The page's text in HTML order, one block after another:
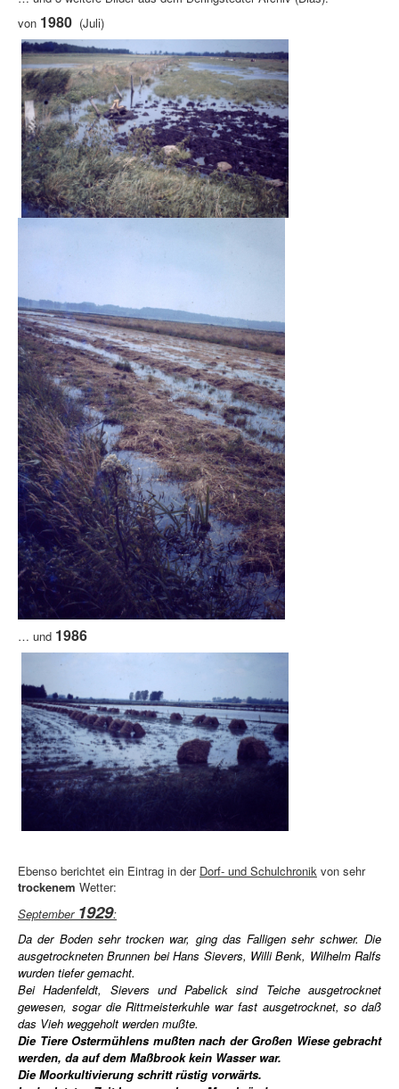
von 1980 (Juli)
… und 1986
Ebenso berichtet ein Eintrag in der Dorf- und Schulchronik von sehr
trockenem Wetter:
September 1929:
Da der Boden sehr trocken war, ging das Falligen sehr schwer. Die
ausgetrockneten Brunnen bei Hans Sievers, Willi Benk, Wilhelm Ralfs
wurden tiefer gemacht.
Bei Hadenfeldt, Sievers und Pabelick sind Teiche ausgetrocknet
gewesen, sogar die Rittmeisterkuhle war fast ausgetrocknet, so daß
das Vieh weggeholt werden mußte.
Die Tiere Ostermühlens mußten nach der Großen Wiese gebracht
werden, da auf dem Maßbrook kein Wasser war.
Die Moorkultivierung schritt rüstig vorwärts.